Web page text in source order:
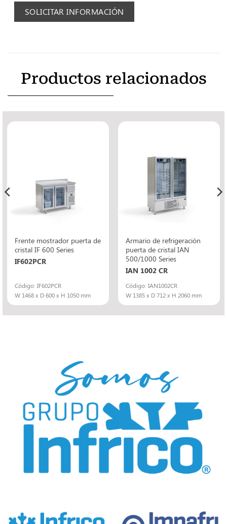
SOLICITAR INFORMACIÓN
Productos relacionados
Frente mostrador puerta de
cristal IF 600 Series
IF602PCR
Código: IF602PCR
W 1468 x D 600 x H 1050 mm
Armario de refrigeración
puerta de cristal IAN
500/1000 Series
IAN 1002 CR
Código: IAN1002CR
W 1385 x D 712 x H 2060 mm